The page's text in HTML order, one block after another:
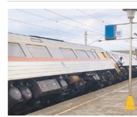
局地震中心課長陳達毅指出，今年規
於往年平均值，若以數量顯示，台灣
」。氣象局地震測報中心前主任郭
模6地震，之後再發生比原先規模更
然而，郭鎧紋指出，「先前震後主
過，像是去年311東日本大地震，事
7.3地震，當時被判定為主震，豈料3
9.1強震。郭鎧紋解釋，地震序列裡
震，最大餘震會比主震規模小0.5，
震，不排除恐有規模6的餘震，但約